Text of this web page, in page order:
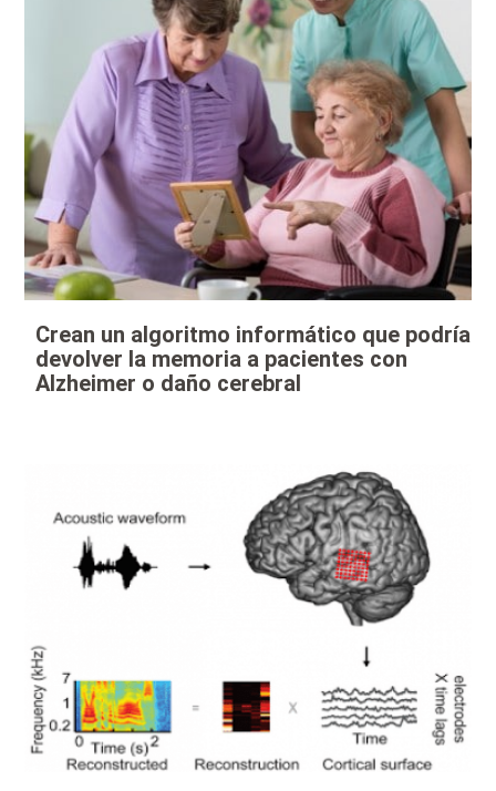
Crean un algoritmo informático que podría
devolver la memoria a pacientes con
Alzheimer o daño cerebral